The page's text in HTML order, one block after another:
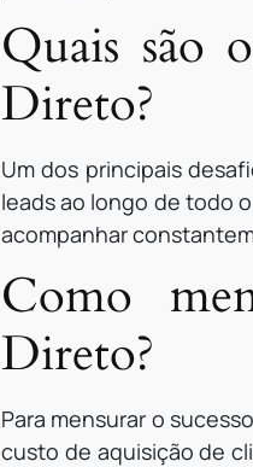
Quais são
Direto?
Um dos principais
leads ao longo de todo
acompanhar
Como
Direto?
Para mensurar o
custo de aquisição de